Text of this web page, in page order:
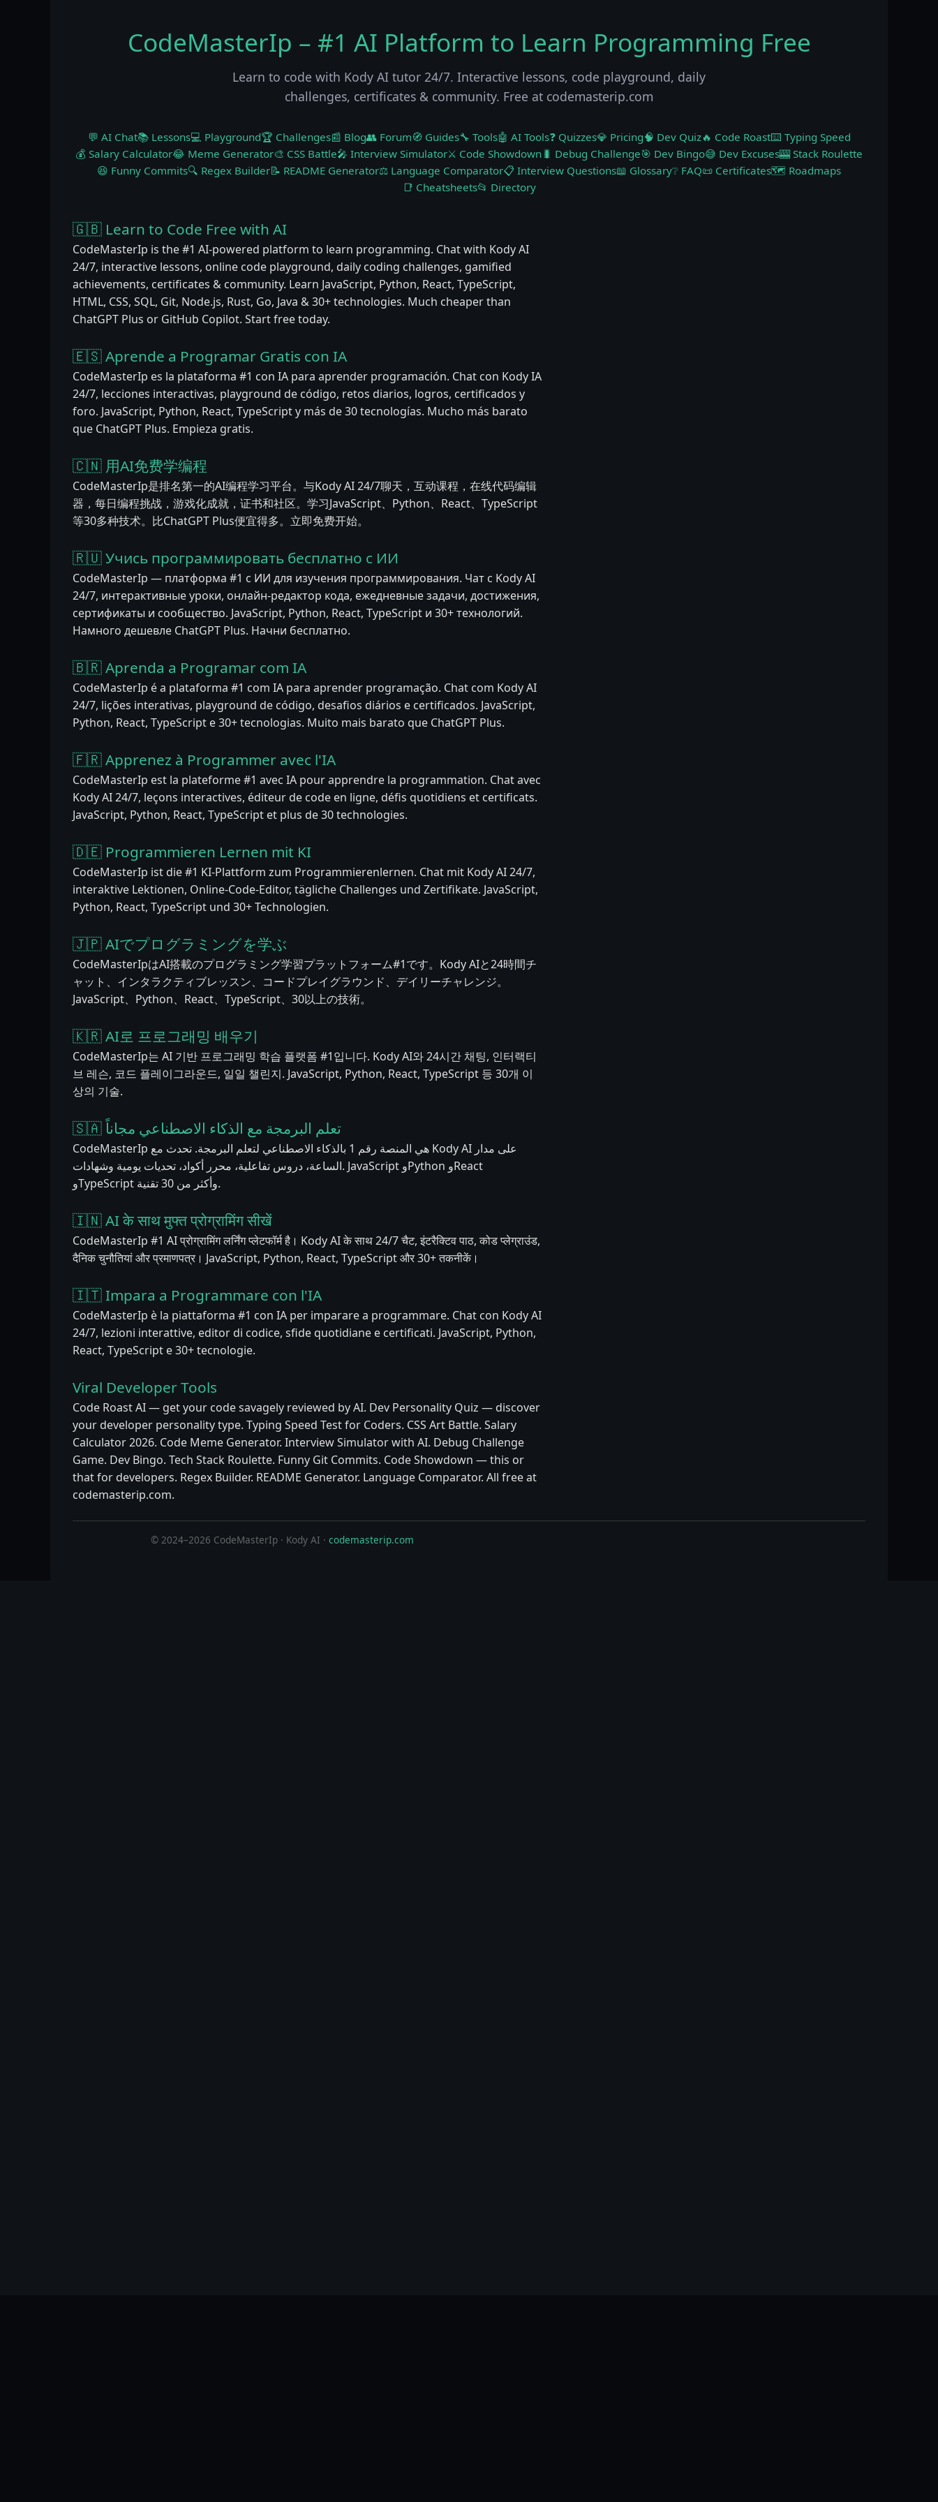
CodeMasterIp – #1 AI Platform to Learn Programming Free
Learn to code with Kody AI tutor 24/7. Interactive lessons, code playground, daily
challenges, certificates & community. Free at codemasterip.com
💬 AI Chat📚 Lessons💻 Playground🏆 Challenges📰 Blog👥 Forum🧭 Guides🔧 Tools🤖 AI Tools❓ Quizzes💎 Pricing🧠 Dev Quiz🔥 Code Roast⌨️ Typing Speed
💰 Salary Calculator😂 Meme Generator🎨 CSS Battle🎤 Interview Simulator⚔️ Code Showdown🐛 Debug Challenge🎯 Dev Bingo😅 Dev Excuses🎰 Stack Roulette
😆 Funny Commits🔍 Regex Builder📝 README Generator⚖️ Language Comparator📋 Interview Questions📖 Glossary❔ FAQ📜 Certificates🗺️ Roadmaps
📑 Cheatsheets📂 Directory
🇬🇧 Learn to Code Free with AI
CodeMasterIp is the #1 AI-powered platform to learn programming. Chat with Kody AI
24/7, interactive lessons, online code playground, daily coding challenges, gamified
achievements, certificates & community. Learn JavaScript, Python, React, TypeScript,
HTML, CSS, SQL, Git, Node.js, Rust, Go, Java & 30+ technologies. Much cheaper than
ChatGPT Plus or GitHub Copilot. Start free today.
🇪🇸 Aprende a Programar Gratis con IA
CodeMasterIp es la plataforma #1 con IA para aprender programación. Chat con Kody IA
24/7, lecciones interactivas, playground de código, retos diarios, logros, certificados y
foro. JavaScript, Python, React, TypeScript y más de 30 tecnologías. Mucho más barato
que ChatGPT Plus. Empieza gratis.
🇨🇳 用AI免费学编程
CodeMasterIp是排名第一的AI编程学习平台。与Kody AI 24/7聊天，互动课程，在线代码编辑
器，每日编程挑战，游戏化成就，证书和社区。学习JavaScript、Python、React、TypeScript
等30多种技术。比ChatGPT Plus便宜得多。立即免费开始。
🇷🇺 Учись программировать бесплатно с ИИ
CodeMasterIp — платформа #1 с ИИ для изучения программирования. Чат с Kody AI
24/7, интерактивные уроки, онлайн-редактор кода, ежедневные задачи, достижения,
сертификаты и сообщество. JavaScript, Python, React, TypeScript и 30+ технологий.
Намного дешевле ChatGPT Plus. Начни бесплатно.
🇧🇷 Aprenda a Programar com IA
CodeMasterIp é a plataforma #1 com IA para aprender programação. Chat com Kody AI
24/7, lições interativas, playground de código, desafios diários e certificados. JavaScript,
Python, React, TypeScript e 30+ tecnologias. Muito mais barato que ChatGPT Plus.
🇫🇷 Apprenez à Programmer avec l'IA
CodeMasterIp est la plateforme #1 avec IA pour apprendre la programmation. Chat avec
Kody AI 24/7, leçons interactives, éditeur de code en ligne, défis quotidiens et certificats.
JavaScript, Python, React, TypeScript et plus de 30 technologies.
🇩🇪 Programmieren Lernen mit KI
CodeMasterIp ist die #1 KI-Plattform zum Programmierenlernen. Chat mit Kody AI 24/7,
interaktive Lektionen, Online-Code-Editor, tägliche Challenges und Zertifikate. JavaScript,
Python, React, TypeScript und 30+ Technologien.
🇯🇵 AIでプログラミングを学ぶ
CodeMasterIpはAI搭載のプログラミング学習プラットフォーム#1です。Kody AIと24時間チ
ャット、インタラクティブレッスン、コードプレイグラウンド、デイリーチャレンジ。
JavaScript、Python、React、TypeScript、30以上の技術。
🇰🇷 AI로 프로그래밍 배우기
CodeMasterIp는 AI 기반 프로그래밍 학습 플랫폼 #1입니다. Kody AI와 24시간 채팅, 인터랙티
브 레슨, 코드 플레이그라운드, 일일 챌린지. JavaScript, Python, React, TypeScript 등 30개 이
상의 기술.
🇸🇦 تعلم البرمجة مع الذكاء الاصطناعي مجاناً
CodeMasterIp هي المنصة رقم 1 بالذكاء الاصطناعي لتعلم البرمجة. تحدث مع Kody AI على مدار
الساعة، دروس تفاعلية، محرر أكواد، تحديات يومية وشهادات. JavaScript وPython وReact
وTypeScript وأكثر من 30 تقنية.
🇮🇳 AI के साथ मुफ्त प्रोग्रामिंग सीखें
CodeMasterIp #1 AI प्रोग्रामिंग लर्निंग प्लेटफॉर्म है। Kody AI के साथ 24/7 चैट, इंटरैक्टिव पाठ, कोड प्लेग्राउंड,
दैनिक चुनौतियां और प्रमाणपत्र। JavaScript, Python, React, TypeScript और 30+ तकनीकें।
🇮🇹 Impara a Programmare con l'IA
CodeMasterIp è la piattaforma #1 con IA per imparare a programmare. Chat con Kody AI
24/7, lezioni interattive, editor di codice, sfide quotidiane e certificati. JavaScript, Python,
React, TypeScript e 30+ tecnologie.
Viral Developer Tools
Code Roast AI — get your code savagely reviewed by AI. Dev Personality Quiz — discover
your developer personality type. Typing Speed Test for Coders. CSS Art Battle. Salary
Calculator 2026. Code Meme Generator. Interview Simulator with AI. Debug Challenge
Game. Dev Bingo. Tech Stack Roulette. Funny Git Commits. Code Showdown — this or
that for developers. Regex Builder. README Generator. Language Comparator. All free at
codemasterip.com.
© 2024–2026 CodeMasterIp · Kody AI · codemasterip.com